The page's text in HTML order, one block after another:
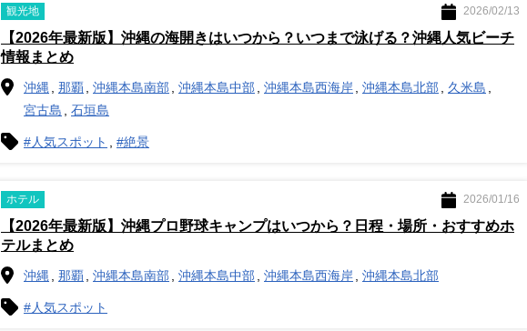
観光地 2026/02/13
【2026年最新版】沖縄の海開きはいつから？いつまで泳げる？沖縄人気ビーチ
情報まとめ
沖縄 那覇 沖縄本島南部 沖縄本島中部 沖縄本島西海岸 沖縄本島北部
久米島
宮古島
石垣島
#人気スポット #絶景
ホテル 2026/01/16
【2026年最新版】沖縄プロ野球キャンプはいつから？日程・場所・おすすめホ
テルまとめ
沖縄 那覇 沖縄本島南部 沖縄本島中部 沖縄本島西海岸 沖縄本島北部
#人気スポット